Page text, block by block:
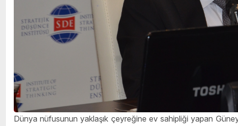
Dünya nüfusunun yaklaşık çeyreğine ev sahipliği yapan